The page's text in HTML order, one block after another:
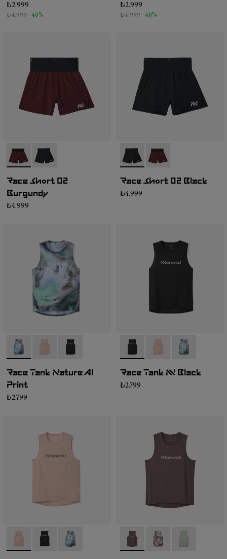
₺2.999
₺4.999 -40%
₺2.999
₺4.999 -40%
- NC4SH1M-002
- NC4SH1M-003
Race Short 02
Burgundy
₺4.999
- NC4SH1M-003
- NC4SH1M-002
Race Short 02 Black
₺4.999
- N1CMRT2-004
- N1CMRT2-006- N1CMRT2-005
Race Tank Nature AI
Print
₺2.799
- N1CMRT2-005
- N1CMRT2-006
- N1CMRT2-
Race Tank NN Black
₺2.799
- N1CMRT2-006
- N1CMRT2-005- N1CMRT2-004 - NC2TT1M-001- NC2TT1M-003